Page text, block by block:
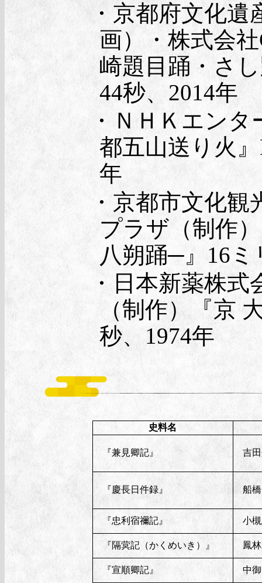
・京都府文化遺
画）・株式会
崎題目踊・さ
44秒、2014年
・ＮＨＫエン
都五山送り火
年
・京都市文化
プラザ（制作
八朔踊─』16ミ
・日本新薬株
（制作）『京
秒、1974年
史料名
『兼見卿記』 吉
『慶長日件録』 船
『忠利宿禰記』 小
『隔蓂記（かくめいき）』 鳳
『宣順卿記』 中